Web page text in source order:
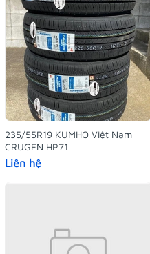
235/55R19 KUMHO Việt Nam
CRUGEN HP71
Liên hệ